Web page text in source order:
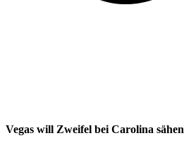
Vegas will Zweifel bei Carolina sähen